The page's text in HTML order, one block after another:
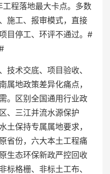
程落地最大卡点。多数
施工、报审模式，直接
目停工、环评不通过。#
技术交底、项目验收、
属地政策差异化痛点，
。区别全国通用行业政
、三江并流水源保护
土保持专属属地要求，
省份，六大本土工程痛
生态环保新政严控回收
标格栅、非标土工布、